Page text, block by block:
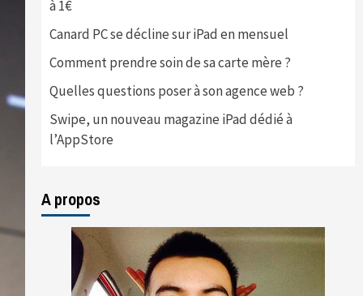
à 1€
Canard PC se décline sur iPad en mensuel
Comment prendre soin de sa carte mère ?
Quelles questions poser à son agence web ?
Swipe, un nouveau magazine iPad dédié à
l’AppStore
A propos